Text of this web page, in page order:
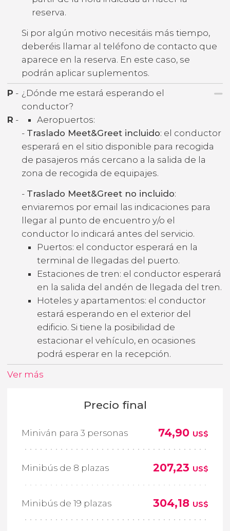
reserva.
Si por algún motivo necesitáis más tiempo,
deberéis llamar al teléfono de contacto que
aparece en la reserva. En este caso, se
podrán aplicar suplementos.
P - ¿Dónde me estará esperando el
conductor?
R -
Aeropuertos:
- Traslado Meet&Greet incluido: el conductor
esperará en el sitio disponible para recogida
de pasajeros más cercano a la salida de la
zona de recogida de equipajes.
- Traslado Meet&Greet no incluido:
enviaremos por email las indicaciones para
llegar al punto de encuentro y/o el
conductor lo indicará antes del servicio.
Puertos: el conductor esperará en la
terminal de llegadas del puerto.
Estaciones de tren: el conductor esperará
en la salida del andén de llegada del tren.
Hoteles y apartamentos: el conductor
estará esperando en el exterior del
edificio. Si tiene la posibilidad de
estacionar el vehículo, en ocasiones
podrá esperar en la recepción.
Ver más
Precio final
Miniván para 3 personas 74,90 US$
Minibús de 8 plazas 207,23 US$
Minibús de 19 plazas 304,18 US$